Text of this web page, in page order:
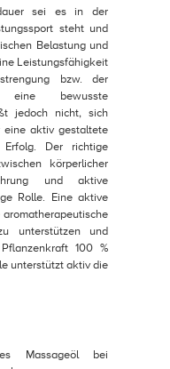
sei es in der
steht und
Belastung und
Leistungsfähigkeit
bzw. der
eine bewusste
jedoch nicht, sich
eine aktiv gestaltete
Erfolg. Der richtige
körperlicher
und aktive
Rolle. Eine aktive
unterstützen und
100 %
unterstützt aktiv die
Massageöl bei